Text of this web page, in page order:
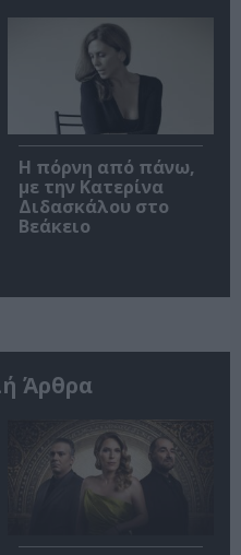
Η πόρνη από πάνω,
με την Κατερίνα
Διδασκάλου στο
Βεάκειο
Άρθρα